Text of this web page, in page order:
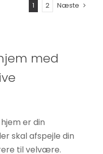
1 2 Næste
med
er din
skal afspejle din
til velvære.